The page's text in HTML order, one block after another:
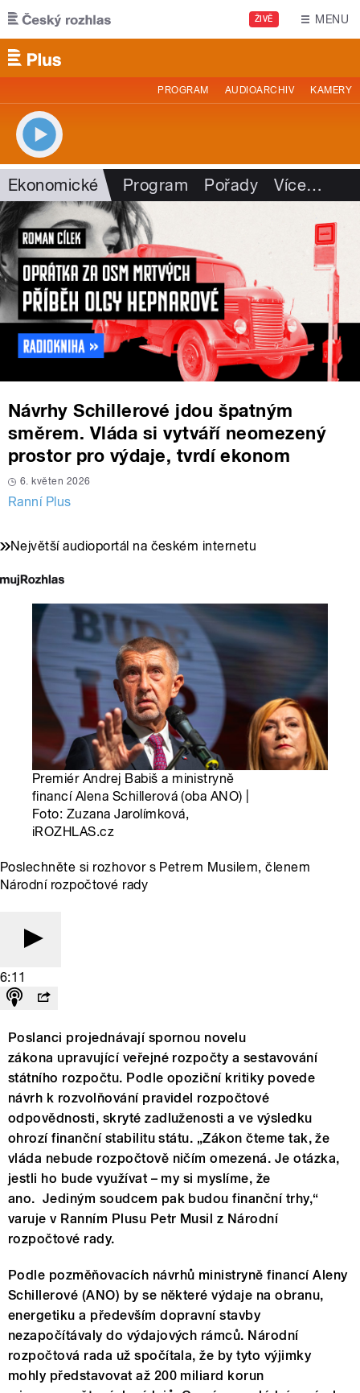
Přejít k hlavnímu obsahu
ŽIVĚ MENU
PROGRAM AUDIOARCHIV KAMERY
Ekonomické Program Pořady Více…
Návrhy Schillerové jdou špatným
směrem. Vláda si vytváří neomezený
prostor pro výdaje, tvrdí ekonom
6. květen 2026
Ranní Plus
Největší audioportál na českém internetu
Premiér Andrej Babiš a ministryně
financí Alena Schillerová (oba ANO) |
Foto: Zuzana Jarolímková,
iROZHLAS.cz
Poslechněte si rozhovor s Petrem Musilem, členem
Národní rozpočtové rady
6:11
Poslanci projednávají spornou novelu
zákona upravující veřejné rozpočty a sestavování
státního rozpočtu. Podle opoziční kritiky povede
návrh k rozvolňování pravidel rozpočtové
odpovědnosti, skryté zadluženosti a ve výsledku
ohrozí finanční stabilitu státu. „Zákon čteme tak, že
vláda nebude rozpočtově ničím omezená. Je otázka,
jestli ho bude využívat – my si myslíme, že
ano. Jediným soudcem pak budou finanční trhy,“
varuje v Ranním Plusu Petr Musil z Národní
rozpočtové rady.
Podle pozměňovacích návrhů ministryně financí Aleny
Schillerové (ANO) by se některé výdaje na obranu,
energetiku a především dopravní stavby
nezapočítávaly do výdajových rámců. Národní
rozpočtová rada už spočítala, že by tyto výjimky
mohly představovat až 200 miliard korun